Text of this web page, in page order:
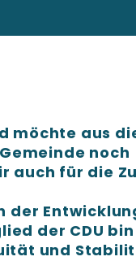
möchte aus
noch
auch für die
der
der CDU
und